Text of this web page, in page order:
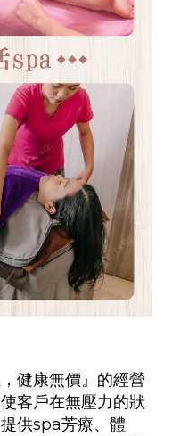
健康無價』的經營
客戶在無壓力的狀
供spa芳療、體